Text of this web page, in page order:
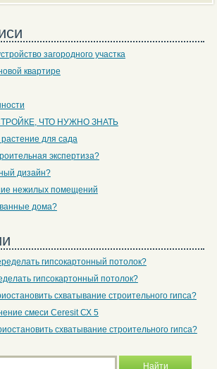
загородного участка
квартире
ЧТО НУЖНО ЗНАТЬ
для сада
экспертиза?
дизайн?
нежилых помещений
дома?
гипсокартонный потолок?
гипсокартонный потолок?
схватывание строительного гипса?
смеси Ceresit СХ 5
схватывание строительного гипса?